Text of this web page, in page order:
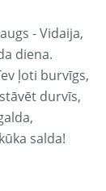
- Vidaija,
diena.
ļoti burvīgs,
durvīs,
salda!